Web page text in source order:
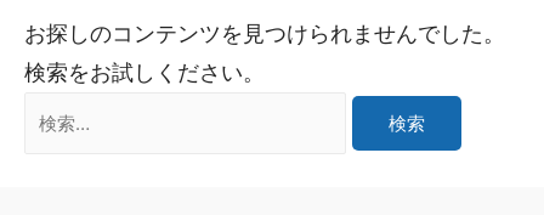
お探しのコンテンツを見つけられませんでした。
検索をお試しください。